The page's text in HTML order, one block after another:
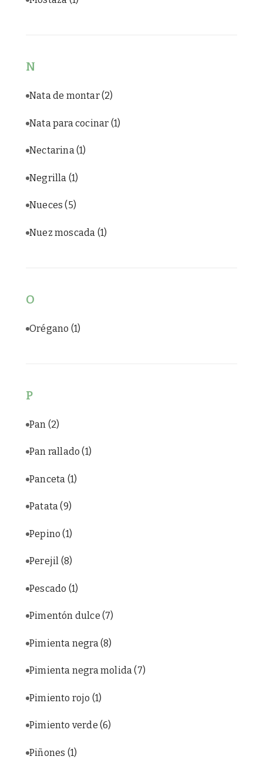
N
Nata de montar(2)
Nata para cocinar (1)
Nectarina(1)
Negrilla (1)
Nueces(5)
Nuez moscada (1)
O
Orégano (1)
P
Pan (2)
Pan rallado(1)
Panceta (1)
Patata(9)
Pepino(1)
Perejil (8)
Pescado (1)
Pimentón dulce (7)
Pimienta negra (8)
Pimienta negra molida(7)
Pimiento rojo (1)
Pimiento verde (6)
Piñones (1)